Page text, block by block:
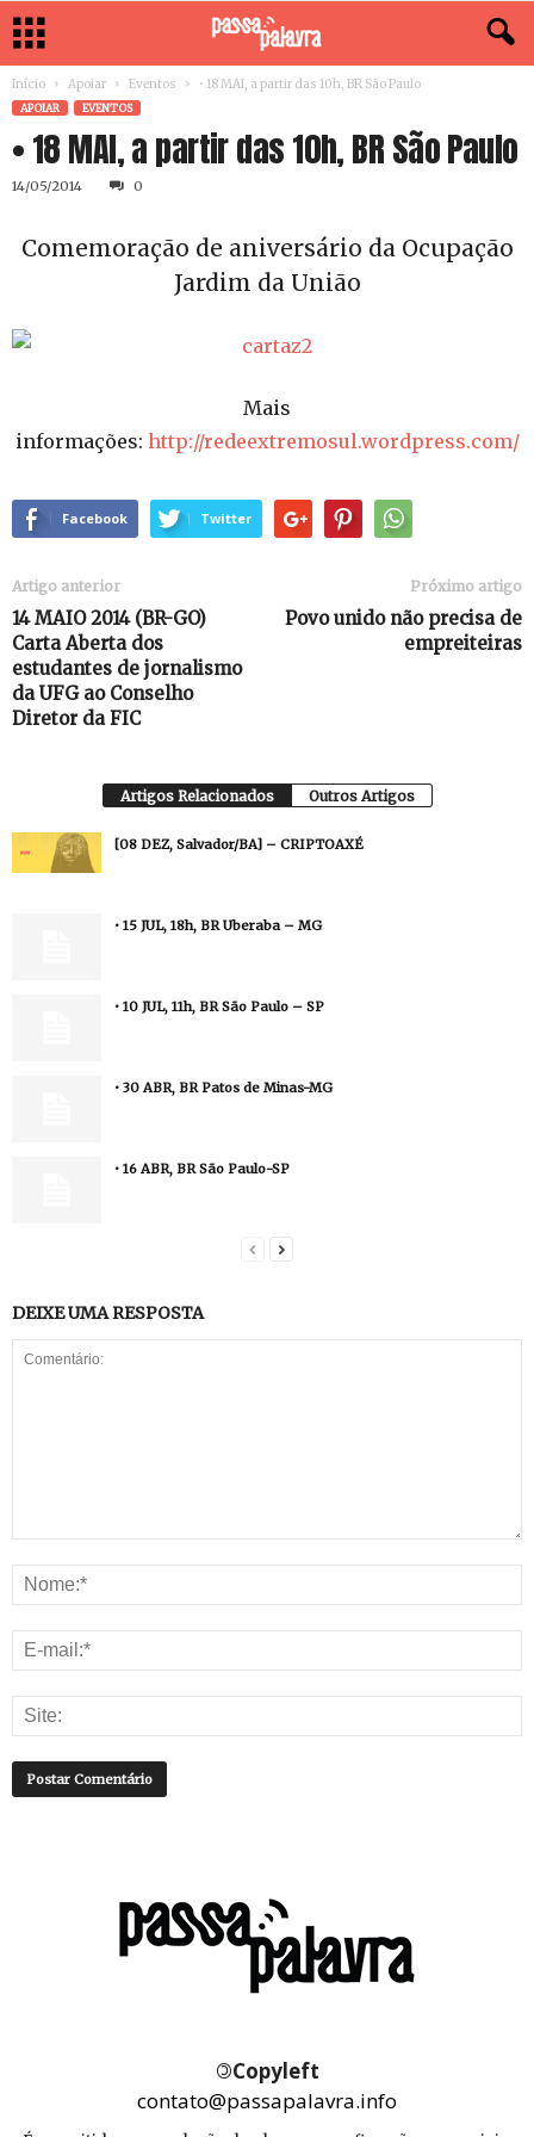
Início Apoiar Eventos • 18 MAI, a partir das 10h, BR São Paulo
APOIAR EVENTOS
• 18 MAI, a partir das 10h, BR São Paulo
14/05/2014 0
Comemoração de aniversário da Ocupação
Jardim da União
Mais
informações: http://redeextremosul.wordpress.com/
Facebook Twitter
Artigo anterior
14 MAIO 2014 (BR-GO)
Carta Aberta dos
estudantes de jornalismo
da UFG ao Conselho
Diretor da FIC
Próximo artigo
Povo unido não precisa de
empreiteiras
Artigos Relacionados Outros Artigos
[08 DEZ, Salvador/BA] – CRIPTOAXÉ
• 15 JUL, 18h, BR Uberaba – MG
• 10 JUL, 11h, BR São Paulo – SP
• 30 ABR, BR Patos de Minas-MG
• 16 ABR, BR São Paulo-SP
DEIXE UMA RESPOSTA
©Copyleft
contato@passapalavra.info